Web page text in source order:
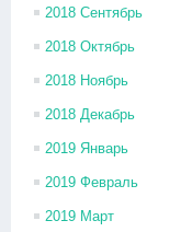
2018 Сентябрь
2018 Октябрь
2018 Ноябрь
2018 Декабрь
2019 Январь
2019 Февраль
2019 Март